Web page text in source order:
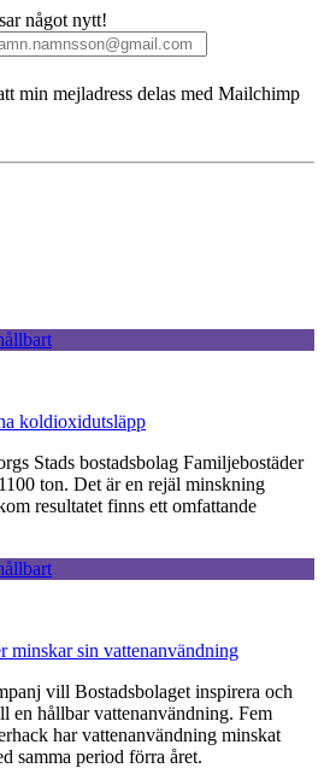
något nytt!
min mejladress delas med Mailchimp
koldioxidutsläpp
Stads bostadsbolag Familjebostäder
ton. Det är en rejäl minskning
resultatet finns ett omfattande
minskar sin vattenanvändning
vill Bostadsbolaget inspirera och
en hållbar vattenanvändning. Fem
har vattenanvändning minskat
samma period förra året.